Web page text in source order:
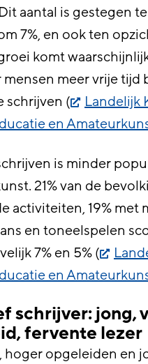
aantal is gestegen
7%, en ook ten
komt
meer vrije tijd
schrijven (
Landelijk
en
is minder
21% van de
activiteiten, 19% met
en toneelspelen
7% en 5% (
en
schrijver: jong,
fervente lezer
hoger opgeleiden en